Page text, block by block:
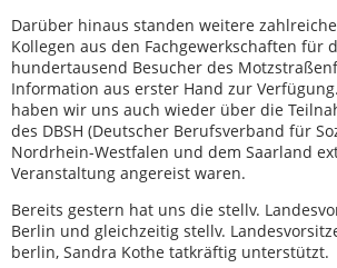
Darüber hinaus standen weitere
Kollegen aus den Fachgewerkschaften für
hundertausend Besucher des
Information aus erster Hand zur
haben wir uns auch wieder über die
des DBSH (Deutscher Berufsverband für
Nordrhein-Westfalen und dem Saarland
Veranstaltung angereist waren.
Bereits gestern hat uns die stellv.
Berlin und gleichzeitig stellv.
berlin, Sandra Kothe tatkräftig unterstützt.